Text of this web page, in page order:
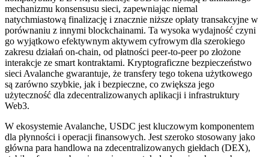
mechanizmu konsensusu sieci, zapewniając niemal
natychmiastową finalizację i znacznie niższe opłaty transakcyjne w
porównaniu z innymi blockchainami. Ta wysoka wydajność czyni
go wyjątkowo efektywnym aktywem cyfrowym dla szerokiego
zakresu działań on-chain, od płatności peer-to-peer po złożone
interakcje ze smart kontraktami. Kryptograficzne bezpieczeństwo
sieci Avalanche gwarantuje, że transfery tego tokena użytkowego
są zarówno szybkie, jak i bezpieczne, co zwiększa jego
użyteczność dla zdecentralizowanych aplikacji i infrastruktury
Web3.
W ekosystemie Avalanche, USDC jest kluczowym komponentem
dla płynności i operacji finansowych. Jest szeroko stosowany jako
główna para handlowa na zdecentralizowanych giełdach (DEX),